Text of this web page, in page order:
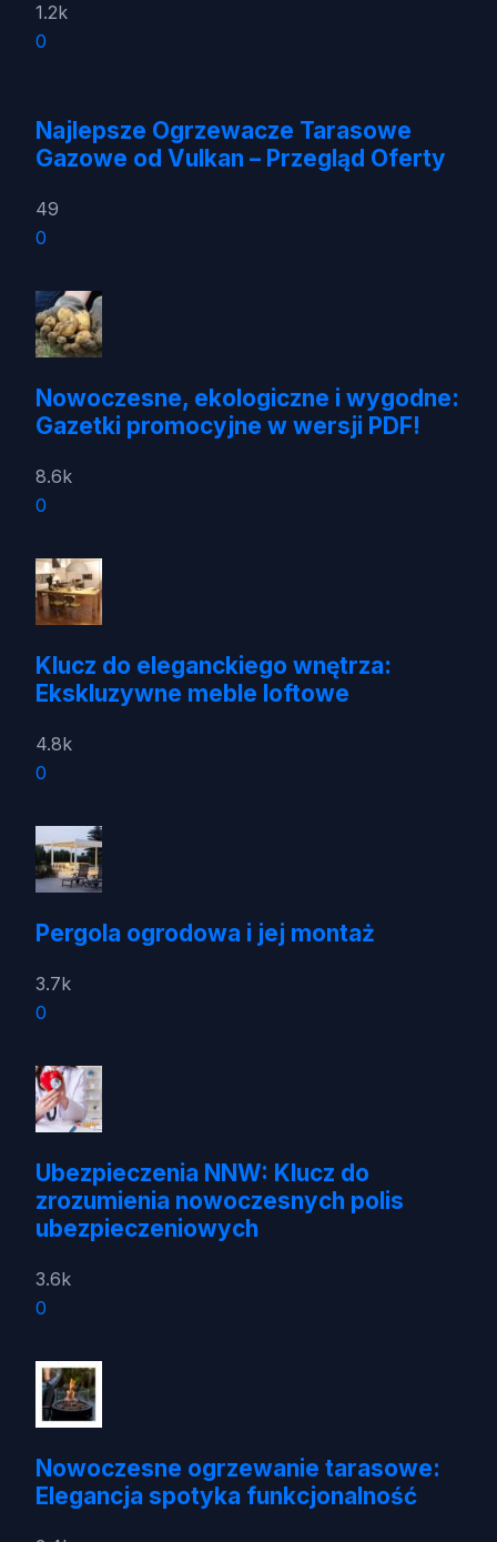
1.2k
0
Najlepsze Ogrzewacze Tarasowe
Gazowe od Vulkan – Przegląd Oferty
49
0
Nowoczesne, ekologiczne i wygodne:
Gazetki promocyjne w wersji PDF!
8.6k
0
Klucz do eleganckiego wnętrza:
Ekskluzywne meble loftowe
4.8k
0
Pergola ogrodowa i jej montaż
3.7k
0
Ubezpieczenia NNW: Klucz do
zrozumienia nowoczesnych polis
ubezpieczeniowych
3.6k
0
Nowoczesne ogrzewanie tarasowe:
Elegancja spotyka funkcjonalność